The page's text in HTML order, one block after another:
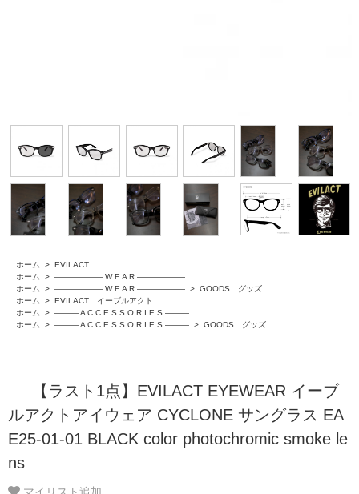
ホーム > EVILACT
ホーム
> ―――――― W E A R ――――――
ホーム
> ―――――― W E A R ―――――― > GOODS グッズ
ホーム
> EVILACT イーブルアクト
ホーム
> ――― A C C E S S O R I E S ―――
ホーム
> ――― A C C E S S O R I E S ――― > GOODS グッズ
【ラスト1点】EVILACT EYEWEAR イーブ
ルアクトアイウェア CYCLONE サングラス EA
E25-01-01 BLACK color photochromic smoke le
ns
マイリスト追加